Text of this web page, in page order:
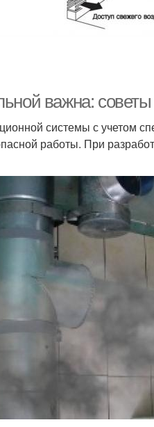
важна: советы
системы с учетом
работы. При